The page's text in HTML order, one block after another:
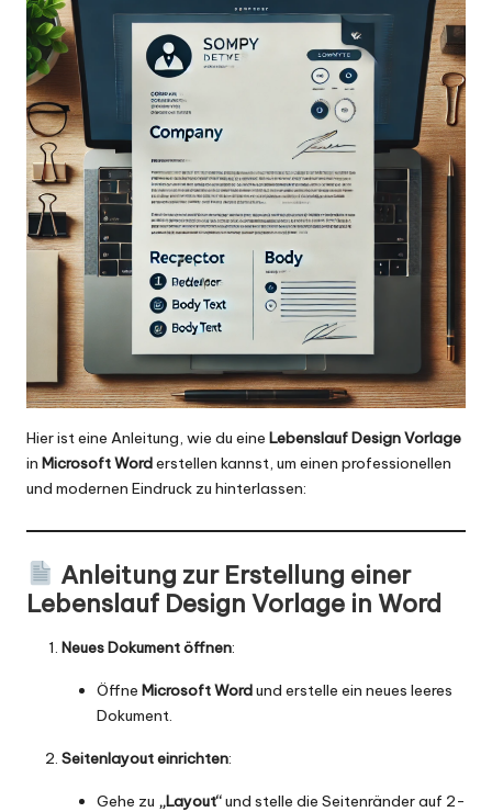
Hier ist eine Anleitung, wie du eine Lebenslauf Design Vorlage
in Microsoft Worderstellen kannst, um einen professionellen
und modernen Eindruck zu hinterlassen:
Anleitung zur Erstellung einer
Lebenslauf Design Vorlage in Word
Neues Dokument öffnen:
Öffne Microsoft Wordund erstelle ein neues leeres
Dokument.
Seitenlayout einrichten:
Gehe zu „Layout“und stelle die Seitenränder auf 2-